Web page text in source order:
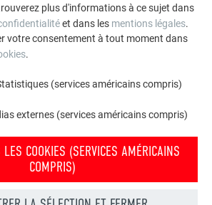
PREFA et restez informés grâce à nos
vidéos, nos reportages projets ainsi
plus d'informations à ce sujet dans
et dans les mentions légales.
votre consentement à tout moment dans
.
(services américains compris)
externes (services américains compris)
LES COOKIES (SERVICES AMÉRICAINS
COMPRIS)